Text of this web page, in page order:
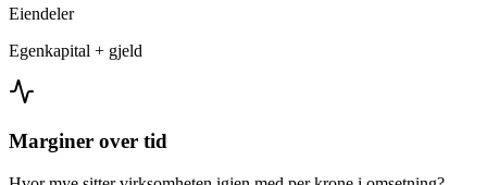
Eiendeler
Egenkapital + gjeld
Marginer over tid